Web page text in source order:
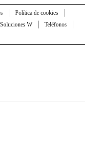
Política de cookies
Soluciones W
Teléfonos